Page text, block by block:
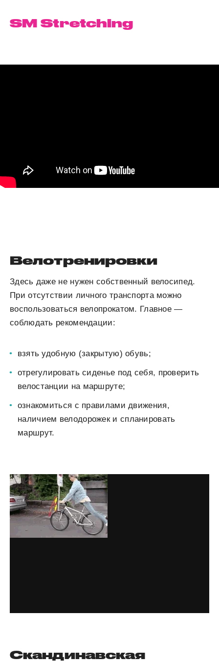
SM Stretching
Велотренировки
Здесь даже не нужен собственный велосипед.
При отсутствии личного транспорта можно
воспользоваться велопрокатом. Главное —
соблюдать рекомендации:
взять удобную (закрытую) обувь;
отрегулировать сиденье под себя, проверить
велостанции на маршруте;
ознакомиться с правилами движения,
наличием велодорожек и спланировать
маршрут.
Скандинавская